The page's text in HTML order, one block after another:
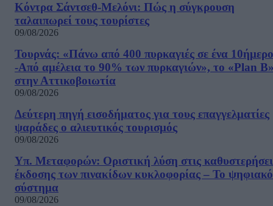
Κόντρα Σάντσεθ-Μελόνι: Πώς η σύγκρουση
ταλαιπωρεί τους τουρίστες
09/08/2026
Τουρνάς: «Πάνω από 400 πυρκαγιές σε ένα 10ήμερο
-Από αμέλεια το 90% των πυρκαγιών», το «Plan
στην Αττικοβοιωτία
09/08/2026
Δεύτερη πηγή εισοδήματος για τους επαγγελματίες
ψαράδες ο αλιευτικός τουρισμός
09/08/2026
Υπ. Μεταφορών: Οριστική λύση στις
έκδοσης των πινακίδων κυκλοφορίας – Το ψηφιακό
σύστημα
09/08/2026